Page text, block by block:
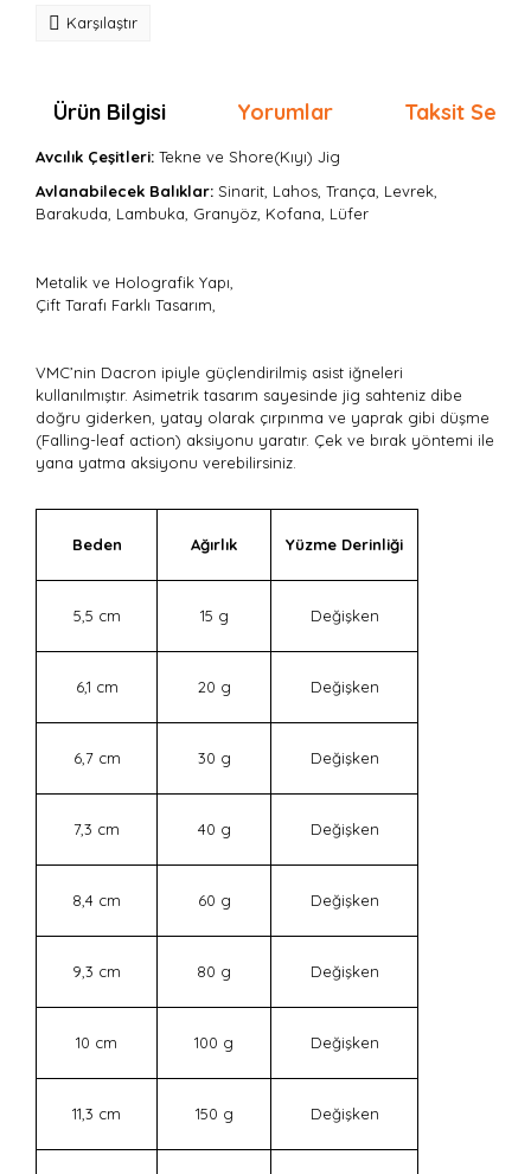
Karşılaştır
Ürün Bilgisi Yorumlar Taksit
Avcılık Çeşitleri: Tekne ve Shore(Kıyı) Jig
Avlanabilecek Balıklar: Sinarit, Lahos, Trança, Levrek,
Barakuda, Lambuka, Granyöz, Kofana, Lüfer
Metalik ve Holografik Yapı,
Çift Tarafı Farklı Tasarım,
VMC’nin Dacron ipiyle güçlendirilmiş asist iğneleri
kullanılmıştır. Asimetrik tasarım sayesinde jig sahteniz dibe
doğru giderken, yatay olarak çırpınma ve yaprak gibi düşme
(Falling-leaf action) aksiyonu yaratır. Çek ve bırak yöntemi ile
yana yatma aksiyonu verebilirsiniz.
Beden Ağırlık Yüzme Derinliği
5,5 cm 15 g Değişken
6,1 cm 20 g Değişken
6,7 cm 30 g Değişken
7,3 cm 40 g Değişken
8,4 cm 60 g Değişken
9,3 cm 80 g Değişken
10 cm 100 g Değişken
11,3 cm 150 g Değişken